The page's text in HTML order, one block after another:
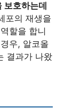
호하는데
포의 재생을
할을 합니
우, 알코올
결과가 나왔